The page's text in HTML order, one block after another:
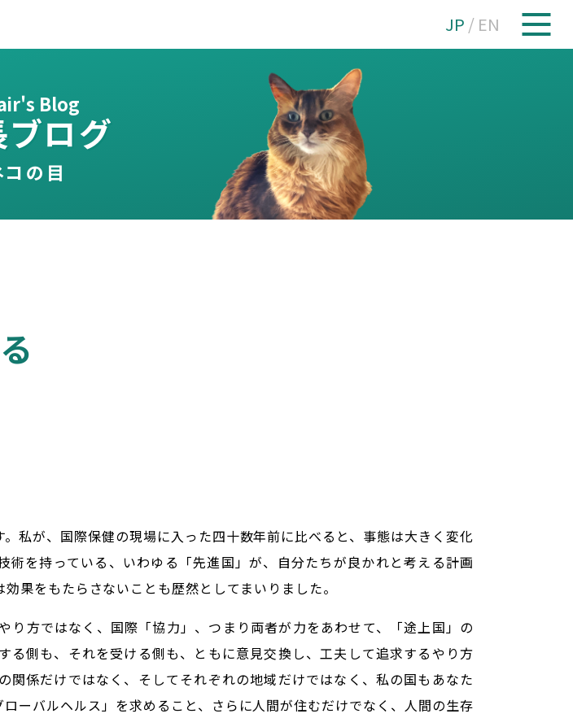
JP / EN
Blog
ログ
コの目
私が、国際保健の現場に入った四十数年前に比べると、事態は大きく変化
を持っている、いわゆる「先進国」が、自分たちが良かれと考える計画
果をもたらさないことも歴然としてまいりました。
方ではなく、国際「協力」、つまり両者が力をあわせて、「途上国」の
側も、それを受ける側も、ともに意見交換し、工夫して追求するやり方
係だけではなく、そしてそれぞれの地域だけではなく、私の国もあなた
ーバルヘルス」を求めること、さらに人間が住むだけでなく、人間の生存